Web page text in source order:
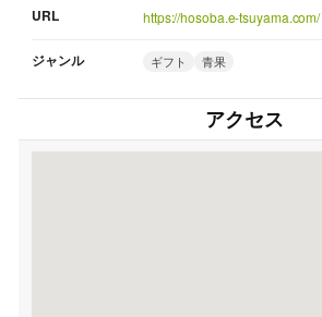
URL https://hosoba.e-tsuyama.com/
ジャンル ギフト 青果
アクセス